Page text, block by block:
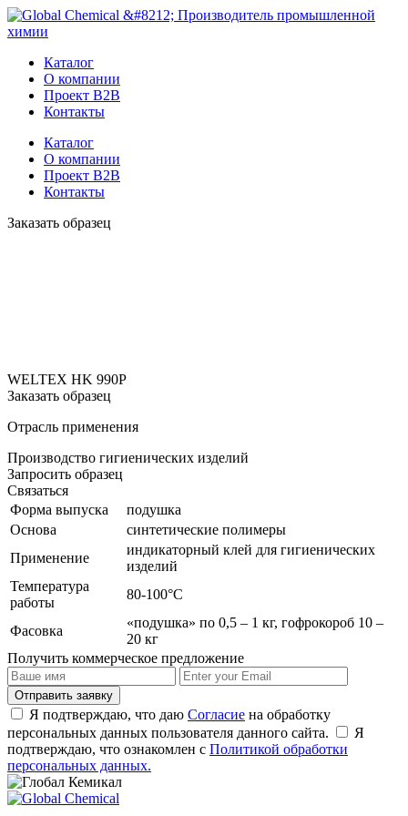
Каталог
О компании
Проект B2B
Контакты
Каталог
О компании
Проект B2B
Контакты
Заказать образец
WELTEX HK 990P
Заказать образец
Отрасль применения
Производство гигиенических изделий
Запросить образец
Связаться
Форма выпуска
подушка
Основа
синтетические полимеры
Применение
индикаторный клей для гигиенических
изделий
Температура
работы
80-100°С
Фасовка
«подушка» по 0,5 – 1 кг, гофрокороб 10 –
20 кг
Получить коммерческое предложение
Отправить заявку
Я подтверждаю, что даю Согласие на обработку
персональных данных пользователя данного сайта.
Я
подтверждаю, что ознакомлен с Политикой обработки
персональных данных.